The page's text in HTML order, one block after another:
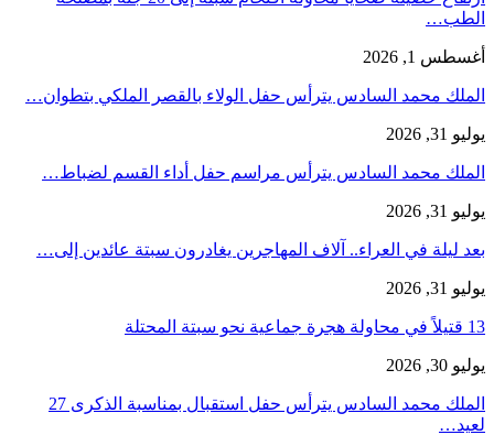
الطب…
أغسطس 1, 2026
الملك محمد السادس يترأس حفل الولاء بالقصر الملكي بتطوان…
يوليو 31, 2026
الملك محمد السادس يترأس مراسم حفل أداء القسم لضباط…
يوليو 31, 2026
بعد ليلة في العراء.. آلاف المهاجرين يغادرون سبتة عائدين إلى…
يوليو 31, 2026
13 قتيلاً في محاولة هجرة جماعية نحو سبتة المحتلة
يوليو 30, 2026
الملك محمد السادس يترأس حفل استقبال بمناسبة الذكرى 27
لعيد…